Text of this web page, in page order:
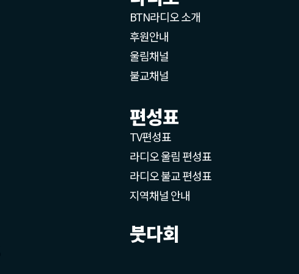
BTN라디오 소개
후원안내
울림채널
불교채널
편성표
TV편성표
라디오 울림 편성표
라디오 불교 편성표
지역채널 안내
붓다회